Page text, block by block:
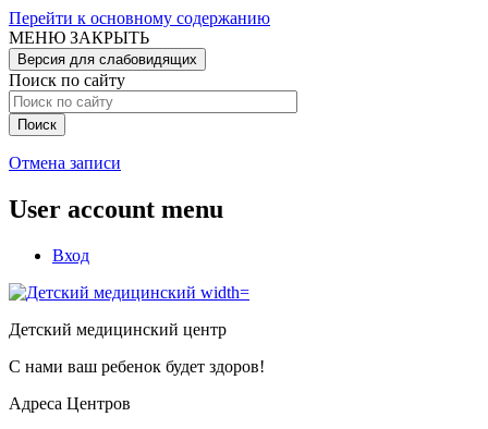
Перейти к основному содержанию
МЕНЮ ЗАКРЫТЬ
Версия для слабовидящих
Поиск по сайту
Отмена записи
User account menu
Вход
Детский медицинский центр
С нами ваш ребенок будет здоров!
Адреса Центров